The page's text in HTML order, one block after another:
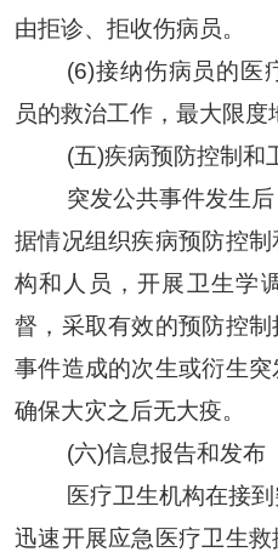
由拒诊、拒收伤病员。
(6)接纳伤病员的医
员的救治工作，最大限度
(五)疾病预防控制和
突发公共事件发生后
据情况组织疾病预防控
构和人员，开展卫生学
督，采取有效的预防控
事件造成的次生或衍生突
确保大灾之后无大疫。
(六)信息报告和发布
医疗卫生机构在接
迅速开展应急医疗卫生